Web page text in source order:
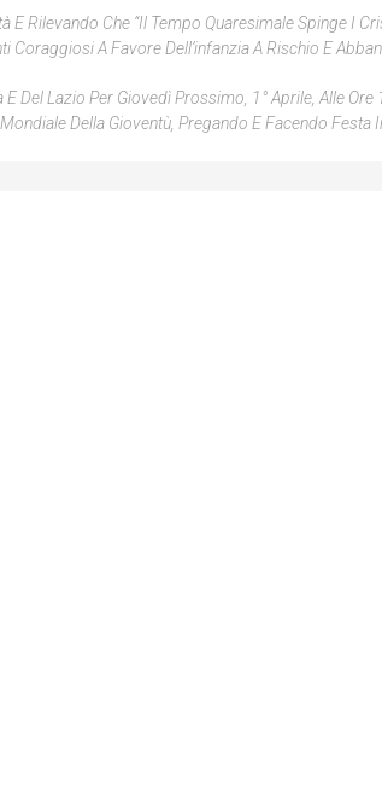
Rilevando Che “il Tempo Quaresimale Spinge I
Coraggiosi A Favore Dell’infanzia A Rischio E
Del Lazio Per Giovedì Prossimo, 1° Aprile, Alle Ore
Della Gioventù, Pregando E Facendo Festa